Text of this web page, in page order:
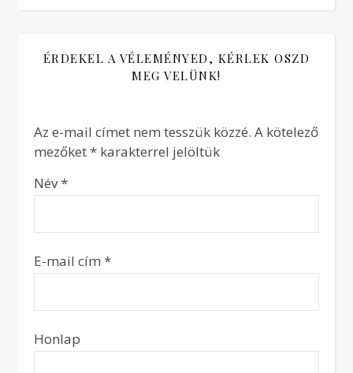
ÉRDEKEL A VÉLEMÉNYED, KÉRLEK OSZD
MEG VELÜNK!
Az e-mail címet nem tesszük közzé. A kötelező
mezőket* karakterrel jelöltük
Név*
E-mail cím *
Honlap